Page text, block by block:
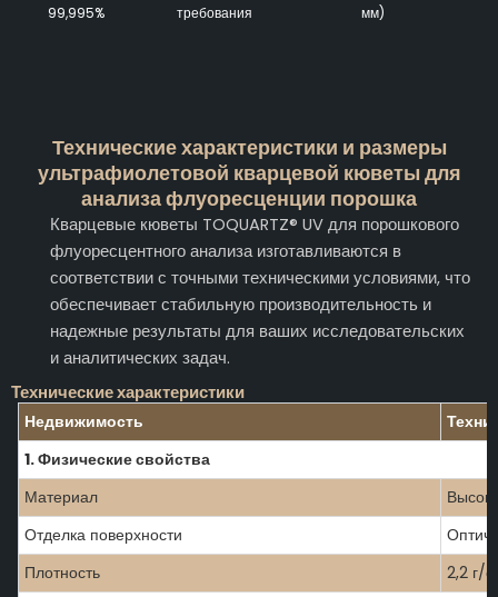
99,995%
требования
мм)
Технические характеристики и размеры
ультрафиолетовой кварцевой кюветы для
анализа флуоресценции порошка
Кварцевые кюветы TOQUARTZ® UV для порошкового
флуоресцентного анализа изготавливаются в
соответствии с точными техническими условиями, что
обеспечивает стабильную производительность и
надежные результаты для ваших исследовательских
и аналитических задач.
Технические характеристики
Недвижимость
1. Физические свойства
Материал
Отделка поверхности
Плотность
2,2 г/